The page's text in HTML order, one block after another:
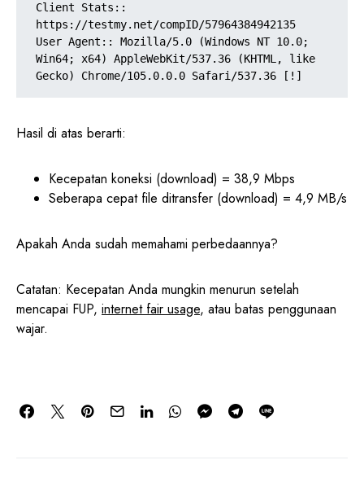
Client Stats::
https://testmy.net/compID/57964384942135
User Agent:: Mozilla/5.0 (Windows NT 10.0;
Win64; x64) AppleWebKit/537.36 (KHTML, like
Gecko) Chrome/105.0.0.0 Safari/537.36 [!]
Hasil di atas berarti:
Kecepatan koneksi (download) = 38,9 Mbps
Seberapa cepat file ditransfer (download) = 4,9 MB/s
Apakah Anda sudah memahami perbedaannya?
Catatan: Kecepatan Anda mungkin menurun setelah
mencapai FUP, internet fair usage, atau batas penggunaan
wajar.